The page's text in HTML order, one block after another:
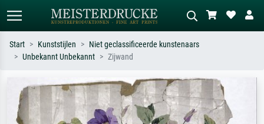
Zoek op kunstenaar, titel of stijl – bijv.
Monet, Sterrennacht, impressionisme,
Hokusai-golf, naakt.
Beschrijf de scène – bijv. groene
weide, abstract met veel rood, donker
olieverfschilderij, staand naakt naast
een boom.
Start Kunststijlen
Niet geclassificeerde kunstenaars
Unbekannt Unbekannt
Zijwand